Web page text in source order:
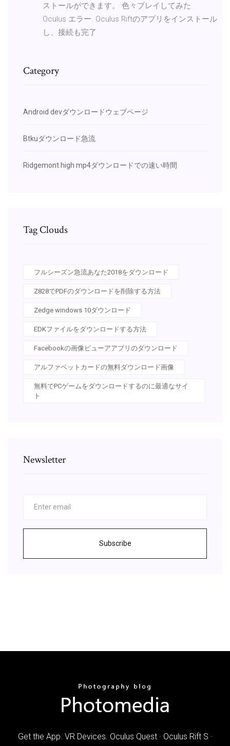
ストールができます。 色々プレイしてみた.
Oculus エラー. Oculus Riftのアプリをインストール
し、接続も完了
Category
Android devダウンロードウェブページ
Btkuダウンロード急流
Ridgemont high mp4ダウンロードでの速い時間
Tag Clouds
フルシーズン急流あなた2018をダウンロード
Z828でPDFのダウンロードを削除する方法
Zedge windows 10ダウンロード
EDKファイルをダウンロードする方法
Facebookの画像ビューアアプリのダウンロード
アルファベットカードの無料ダウンロード画像
無料でPCゲームをダウンロードするのに最適なサイ
ト
Newsletter
Subscribe
Get the App. VR Devices. Oculus Quest · Oculus Rift S ·